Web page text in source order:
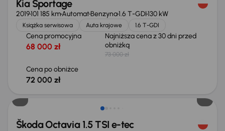
Kia Sportage
2019101 185 kmAutomatBenzyna1.6 T-GDI130 kW
Książka serwisowa Auta krajowe 1.6 T-GDI
Cena promocyjna
68 000 zł
Najniższa cena z 30 dni przed
obniżką
73 000 zł
Cena po obniżce
72 000 zł
Škoda Octavia 1.5 TSI e-tec